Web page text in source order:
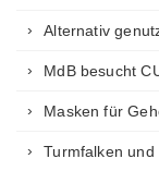
Alternativ
MdB besucht
Masken für
Turmfalken und